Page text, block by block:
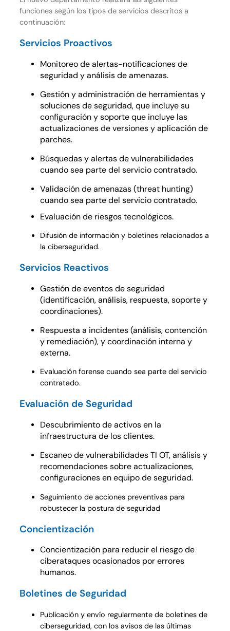
funciones según los tipos de servicios descritos a
continuación:
Servicios Proactivos
Monitoreo de alertas-notificaciones de
seguridad y análisis de amenazas.
Gestión y administración de herramientas y
soluciones de seguridad, que incluye su
configuración y soporte que incluye las
actualizaciones de versiones y aplicación de
parches.
Búsquedas y alertas de vulnerabilidades
cuando sea parte del servicio contratado.
Validación de amenazas (threat hunting)
cuando sea parte del servicio contratado.
Evaluación de riesgos tecnológicos.
Difusión de información y boletines relacionados a
la ciberseguridad.
Servicios Reactivos
Gestión de eventos de seguridad
(identificación, análisis, respuesta, soporte y
coordinaciones).
Respuesta a incidentes (análisis, contención
y remediación), y coordinación interna y
externa.
Evaluación forense cuando sea parte del servicio
contratado.
Evaluación de Seguridad
Descubrimiento de activos en la
infraestructura de los clientes.
Escaneo de vulnerabilidades TI OT, análisis y
recomendaciones sobre actualizaciones,
configuraciones en equipo de seguridad.
Seguimiento de acciones preventivas para
robustecer la postura de seguridad
Concientización
Concientización para reducir el riesgo de
ciberataques ocasionados por errores
humanos.
Boletines de Seguridad
Publicación y envío regularmente de boletines de
ciberseguridad, con los avisos de las últimas